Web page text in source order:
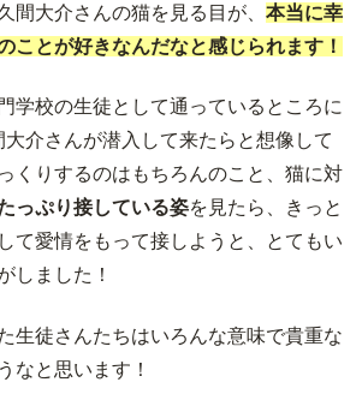
間大介さんの猫を見る目が、 本当に幸
ことが好きなんだなと感じられます！
学校の生徒として通っているところに
介さんが潜入して来たらと想像して
くりするのはもちろんのこと、猫に対
っぷり接している姿を見たら、きっと
て愛情をもって接しようと、とてもい
しました！
生徒さんたちはいろんな意味で貴重な
なと思います！